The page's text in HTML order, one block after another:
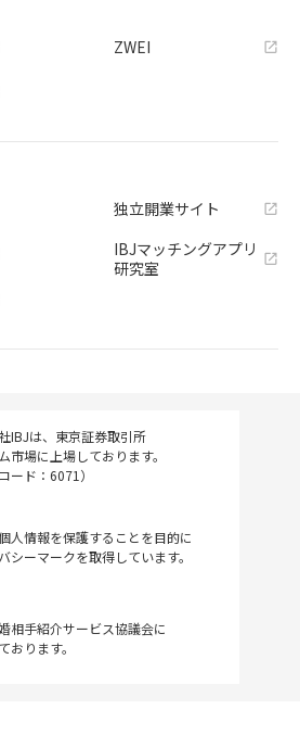
ZWEI
独立開業サイト
IBJマッチングアプリ
研究室
IBJは、東京証券取引所
市場に上場しております。
ード：6071）
人情報を保護することを目的に
シーマークを取得しています。
相手紹介サービス協議会に
おります。